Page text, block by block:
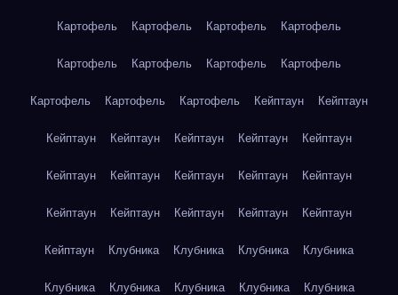
Картофель Картофель Картофель Картофель
Картофель Картофель Картофель Картофель
Картофель Картофель Картофель Кейптаун Кейптаун
Кейптаун Кейптаун Кейптаун Кейптаун Кейптаун
Кейптаун Кейптаун Кейптаун Кейптаун Кейптаун
Кейптаун Кейптаун Кейптаун Кейптаун Кейптаун
Кейптаун Клубника Клубника Клубника Клубника
Клубника Клубника Клубника Клубника Клубника